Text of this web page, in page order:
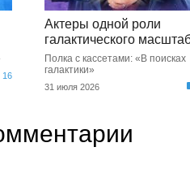
16
Актеры одной роли
галактического
Полка с кассетами: «В поисках
галактики»
31 июля 2026